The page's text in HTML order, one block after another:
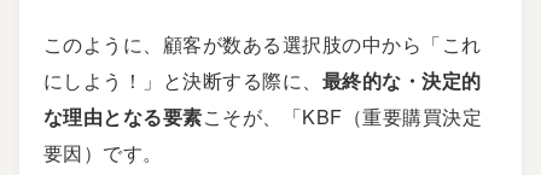
このように、顧客が数ある選択肢の中から「これ
にしよう！」と決断する際に、 最終的な・決定的
な理由となる要素こそが、「KBF（重要購買決定
要因）です。